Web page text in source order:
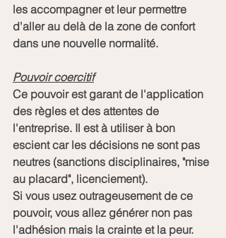
les accompagner et leur permettre
d'aller au delà de la zone de confort
dans une nouvelle normalité.
Pouvoir coercitif
Ce pouvoir est garant de l'application
des règles et des attentes de
l'entreprise. Il est à utiliser à bon
escient car les décisions ne sont pas
neutres (sanctions disciplinaires, "mise
au placard", licenciement).
Si vous usez outrageusement de ce
pouvoir, vous allez générer non pas
l'adhésion mais la crainte et la peur.